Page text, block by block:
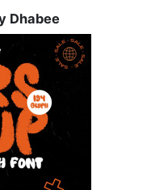
Dhabee